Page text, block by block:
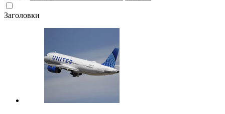
Заголовки